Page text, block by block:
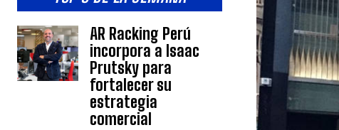
AR Racking Perú
incorpora a Isaac
Prutsky para
fortalecer su
estrategia
comercial